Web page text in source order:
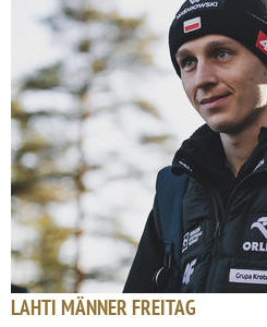
LAHTI MÄNNER FREITAG